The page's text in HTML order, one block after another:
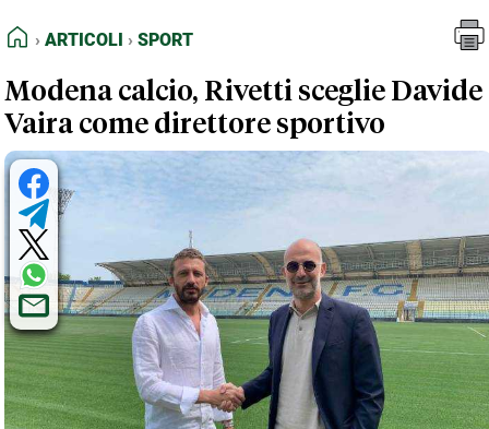
FEED RSS
NORMATIVE DEONTOLOGICHE
TERMINI e CONDIZIONI
HOME
ARTICOLI SPORT
Modena calcio, Rivetti sceglie Davide
Vaira come direttore sportivo